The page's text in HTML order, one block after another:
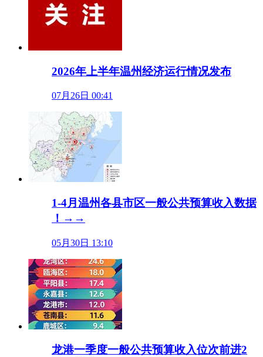
2026年上半年温州经济运行情况发布
07月26日 00:41
1-4月温州各县市区一般公共预算收入数据
！→→
05月30日 13:10
龙港一季度一般公共预算收入位次前进2